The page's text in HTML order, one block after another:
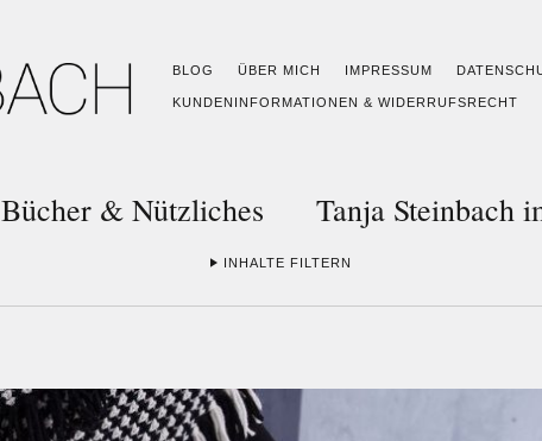
BLOG ÜBER MICH IMPRESSUM
KUNDENINFORMATIONEN & WIDERRUFSRECHT
Bücher & Nützliches Tanja Steinbach
INHALTE FILTERN